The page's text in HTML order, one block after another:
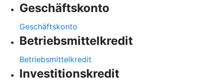
Geschäftskonto
Geschäftskonto
Betriebsmittelkredit
Betriebsmittelkredit
Investitionskredit